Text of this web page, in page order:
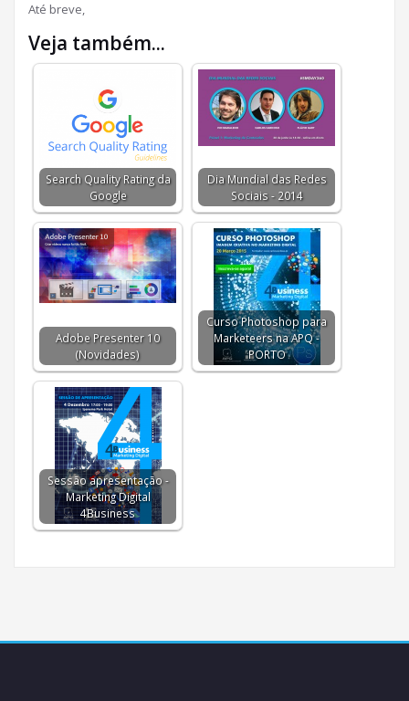
Até breve,
Veja também...
Search Quality Rating da
Google
Dia Mundial das Redes
Sociais - 2014
Adobe Presenter 10
(Novidades)
Curso Photoshop para
Marketeers na APQ -
PORTO
Sessão apresentação -
Marketing Digital
4Business